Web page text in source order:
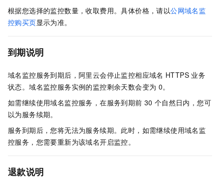
根据您选择的监控数量，收取费用。具体价格，请以公网域名监
控购买页显示为准。
到期说明
域名监控服务到期后，阿里云会停止监控相应域名 HTTPS 业务
状态。域名监控服务实例的监控剩余天数会变为 0。
如需继续使用域名监控服务，在服务到期前 30 个自然日内，您可
以为服务续期。
服务到期后，您将无法为服务续期。此时，如需继续使用域名监
控服务，您需要重新为该域名开启监控。
退款说明